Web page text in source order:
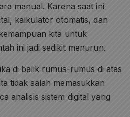
manual. Karena saat ini
kalkulator otomatis, dan
kita untuk
ini jadi sedikit menurun.
di balik rumus-rumus di atas
tidak salah memasukkan
analisis sistem digital yang